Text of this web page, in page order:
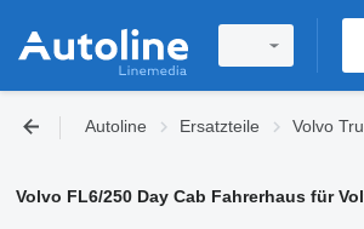
Autoline Ersatzteile Volvo
Volvo FL6/250 Day Cab Fahrerhaus für